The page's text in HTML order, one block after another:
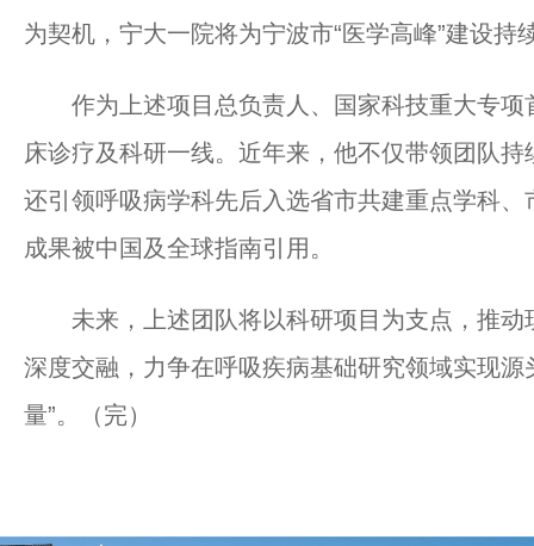
为契机，宁大一院将为宁波市“医学高峰”建设持
作为上述项目总负责人、国家科技重大专项
床诊疗及科研一线。近年来，他不仅带领团队
还引领呼吸病学科先后入选省市共建重点学科
成果被中国及全球指南引用。
未来，上述团队将以科研项目为支点，推动
深度交融，力争在呼吸疾病基础研究领域实现
量”。（完）